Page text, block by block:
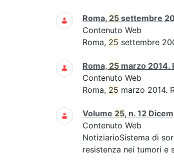
Roma, 25 settembre
Contenuto Web
Roma, 25 settembre
Roma, 25 marzo 2014.
Contenuto Web
Roma, 25 marzo 2014.
Volume 25, n. 12
Contenuto Web
NotiziarioSistema di
resistenza nei tumori e